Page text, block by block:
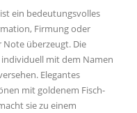
ein bedeutungsvolles
Firmung oder
Note überzeugt. Die
mit dem Namen
Elegantes
mit goldenem Fisch-
sie zu einem